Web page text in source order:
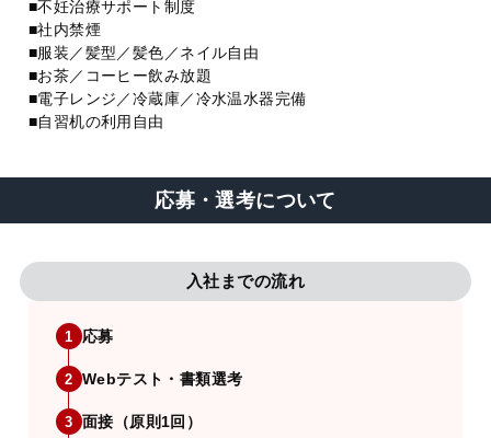
■不妊治療サポート制度
■社内禁煙
■服装／髪型／髪色／ネイル自由
■お茶／コーヒー飲み放題
■電子レンジ／冷蔵庫／冷水温水器完備
■自習机の利用自由
応募・選考について
入社までの流れ
1 応募
2 Webテスト・書類選考
3 面接（原則1回）